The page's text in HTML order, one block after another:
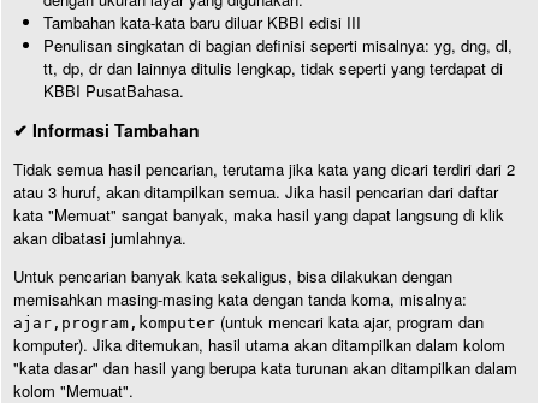
Tambahan kata-kata baru diluar KBBI edisi III
Penulisan singkatan di bagian definisi seperti misalnya: yg, dng, dl,
tt, dp, dr dan lainnya ditulis lengkap, tidak seperti yang terdapat di
KBBI PusatBahasa.
✔ Informasi Tambahan
Tidak semua hasil pencarian, terutama jika kata yang dicari terdiri dari 2
atau 3 huruf, akan ditampilkan semua. Jika hasil pencarian dari daftar
kata "Memuat" sangat banyak, maka hasil yang dapat langsung di klik
akan dibatasi jumlahnya.
Untuk pencarian banyak kata sekaligus, bisa dilakukan dengan
memisahkan masing-masing kata dengan tanda koma, misalnya:
ajar,program,komputer (untuk mencari kata ajar, program dan
komputer). Jika ditemukan, hasil utama akan ditampilkan dalam kolom
"kata dasar" dan hasil yang berupa kata turunan akan ditampilkan dalam
kolom "Memuat".